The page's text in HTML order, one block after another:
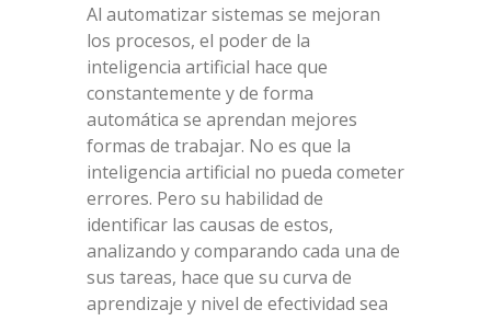
Al automatizar sistemas se mejoran
los procesos, el poder de la
inteligencia artificial hace que
constantemente y de forma
automática se aprendan mejores
formas de trabajar. No es que la
inteligencia artificial no pueda cometer
errores. Pero su habilidad de
identificar las causas de estos,
analizando y comparando cada una de
sus tareas, hace que su curva de
aprendizaje y nivel de efectividad sea